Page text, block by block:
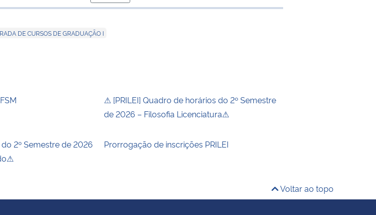
para área de transferência
DE CURSOS DE GRADUAÇÃO I
⚠ [PRILEI] Quadro de horários do 2º Semestre
de 2026 – Filosofia Licenciatura⚠
2º Semestre de 2026
Prorrogação de inscrições PRILEI
Voltar ao topo